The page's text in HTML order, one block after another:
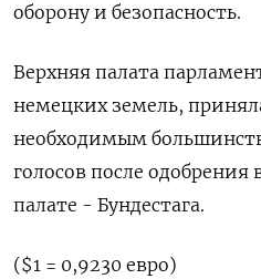
оборону и безопасность.
Верхняя палата
немецких земель,
необходимым
голосов после
палате - Бундестага.
($1 = 0,9230 евро)